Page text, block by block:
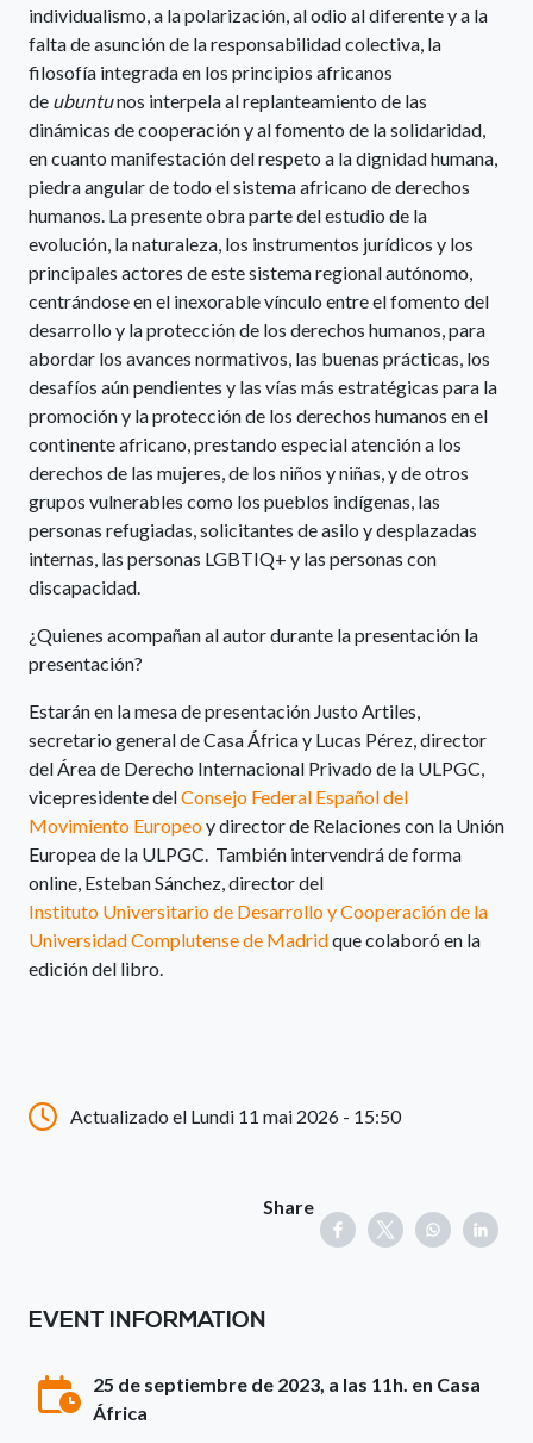
individualismo, a la polarización, al odio al diferente y a la
falta de asunción de la responsabilidad colectiva, la
filosofía integrada en los principios africanos
de ubuntunos interpela al replanteamiento de las
dinámicas de cooperación y al fomento de la solidaridad,
en cuanto manifestación del respeto a la dignidad humana,
piedra angular de todo el sistema africano de derechos
humanos. La presente obra parte del estudio de la
evolución, la naturaleza, los instrumentos jurídicos y los
principales actores de este sistema regional autónomo,
centrándose en el inexorable vínculo entre el fomento del
desarrollo y la protección de los derechos humanos, para
abordar los avances normativos, las buenas prácticas, los
desafíos aún pendientes y las vías más estratégicas para la
promoción y la protección de los derechos humanos en el
continente africano, prestando especial atención a los
derechos de las mujeres, de los niños y niñas, y de otros
grupos vulnerables como los pueblos indígenas, las
personas refugiadas, solicitantes de asilo y desplazadas
internas, las personas LGBTIQ+ y las personas con
discapacidad.
¿Quienes acompañan al autor durante la presentación la
presentación?
Estarán en la mesa de presentación Justo Artiles,
secretario general de Casa África y Lucas Pérez, director
del Área de Derecho Internacional Privado de la ULPGC,
vicepresidente delConsejo Federal Español del
Movimiento Europeoy director de Relaciones con la Unión
Europea de la ULPGC. También intervendrá de forma
online, Esteban Sánchez, director del
Instituto Universitario de Desarrollo y Cooperación de la
Universidad Complutense de Madridque colaboró en la
edición del libro.
Actualizado el Lundi 11 mai 2026 - 15:50
Share
EVENT INFORMATION
25 de septiembre de 2023, a las 11h. en Casa
África